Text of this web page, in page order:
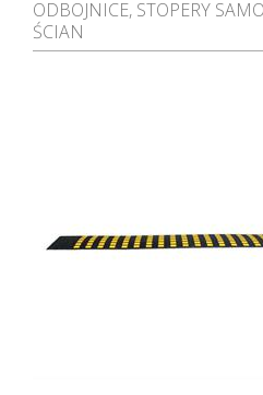
ODBOJNICE, STOPERY
ŚCIAN